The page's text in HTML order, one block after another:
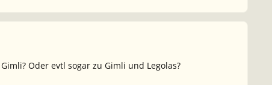
Oder evtl sogar zu Gimli und Legolas?